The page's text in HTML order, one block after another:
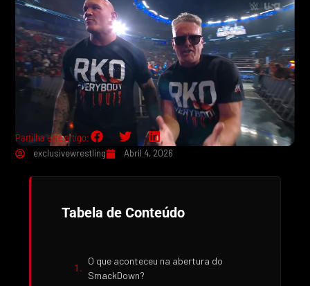
Partilha este artigo:
exclusivewrestling
Abril 4, 2026
Tabela de Conteúdo
O que aconteceu na abertura do
SmackDown?